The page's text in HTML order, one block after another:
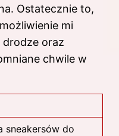
Ostatecznie to,
mi
drodze oraz
chwile w
sneakersów do